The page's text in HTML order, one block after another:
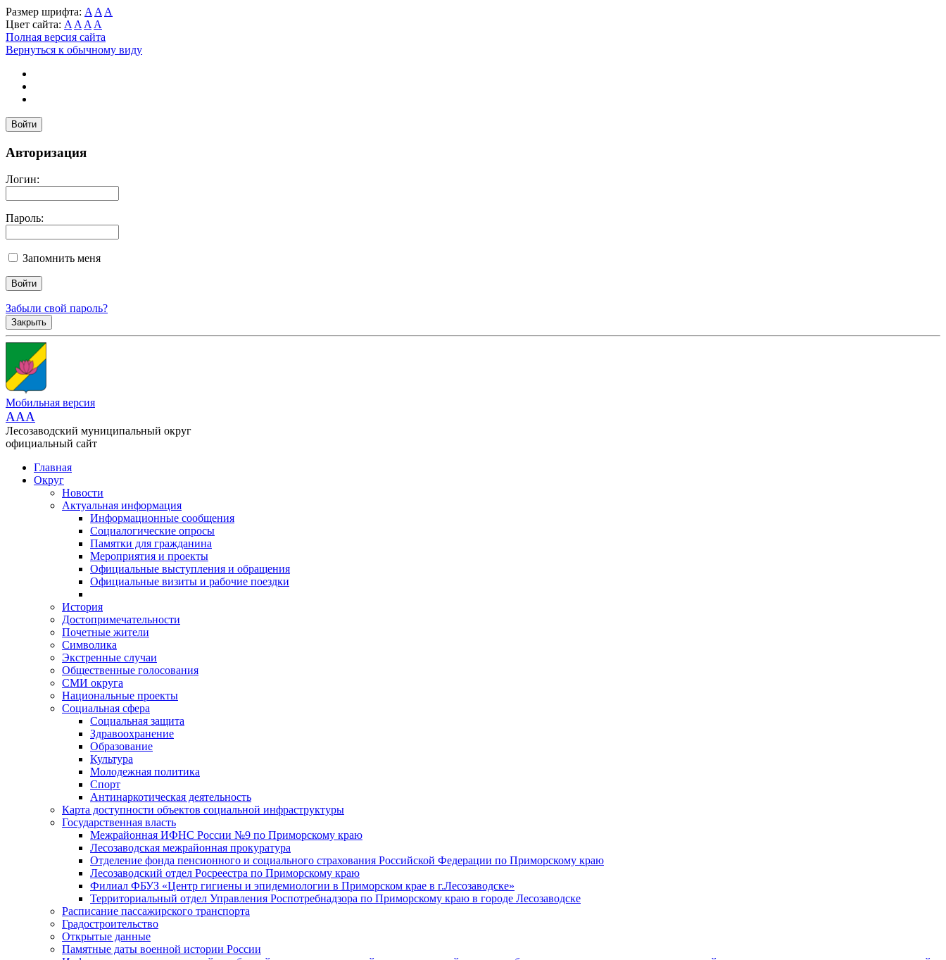
Размер шрифта: A A A
Цвет сайта: A A A A
Полная версия сайта
Вернуться к обычному виду
Войти
Авторизация
Логин:
Пароль:
Запомнить меня
Забыли свой пароль?
Закрыть
Мобильная версия
AAA
Лесозаводский муниципальный округ
официальный сайт
Главная
Округ
Новости
Актуальная информация
Информационные сообщения
Социалогические опросы
Памятки для гражданина
Мероприятия и проекты
Официальные выступления и обращения
Официальные визиты и рабочие поездки
История
Достопримечательности
Почетные жители
Символика
Экстренные случаи
Общественные голосования
СМИ округа
Национальные проекты
Социальная сфера
Социальная защита
Здравоохранение
Образование
Культура
Молодежная политика
Спорт
Антинаркотическая деятельность
Карта доступности объектов социальной инфраструктуры
Государственная власть
Межрайонная ИФНС России №9 по Приморскому краю
Лесозаводская межрайонная прокуратура
Отделение фонда пенсионного и социального страхования Российской Федерации по Приморскому краю
Лесозаводский отдел Росреестра по Приморскому краю
Филиал ФБУЗ «Центр гигиены и эпидемиологии в Приморском крае в г.Лесозаводске»
Территориальный отдел Управления Роспотребнадзора по Приморскому краю в городе Лесозаводске
Расписание пассажирского транспорта
Градостроительство
Открытые данные
Памятные даты военной истории России